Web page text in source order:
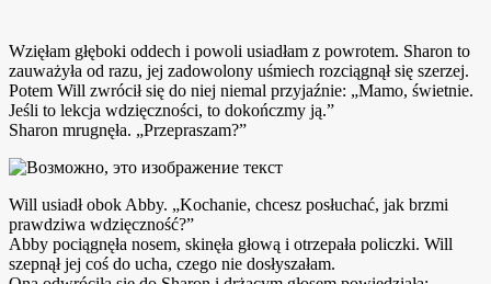
Wzięłam głęboki oddech i powoli usiadłam z powrotem. Sharon to
zauważyła od razu, jej zadowolony uśmiech rozciągnął się szerzej.
Potem Will zwrócił się do niej niemal przyjaźnie: „Mamo, świetnie.
Jeśli to lekcja wdzięczności, to dokończmy ją.”
Sharon mrugnęła. „Przepraszam?”
Will usiadł obok Abby. „Kochanie, chcesz posłuchać, jak brzmi
prawdziwa wdzięczność?”
Abby pociągnęła nosem, skinęła głową i otrzepała policzki. Will
szepnął jej coś do ucha, czego nie dosłyszałam.